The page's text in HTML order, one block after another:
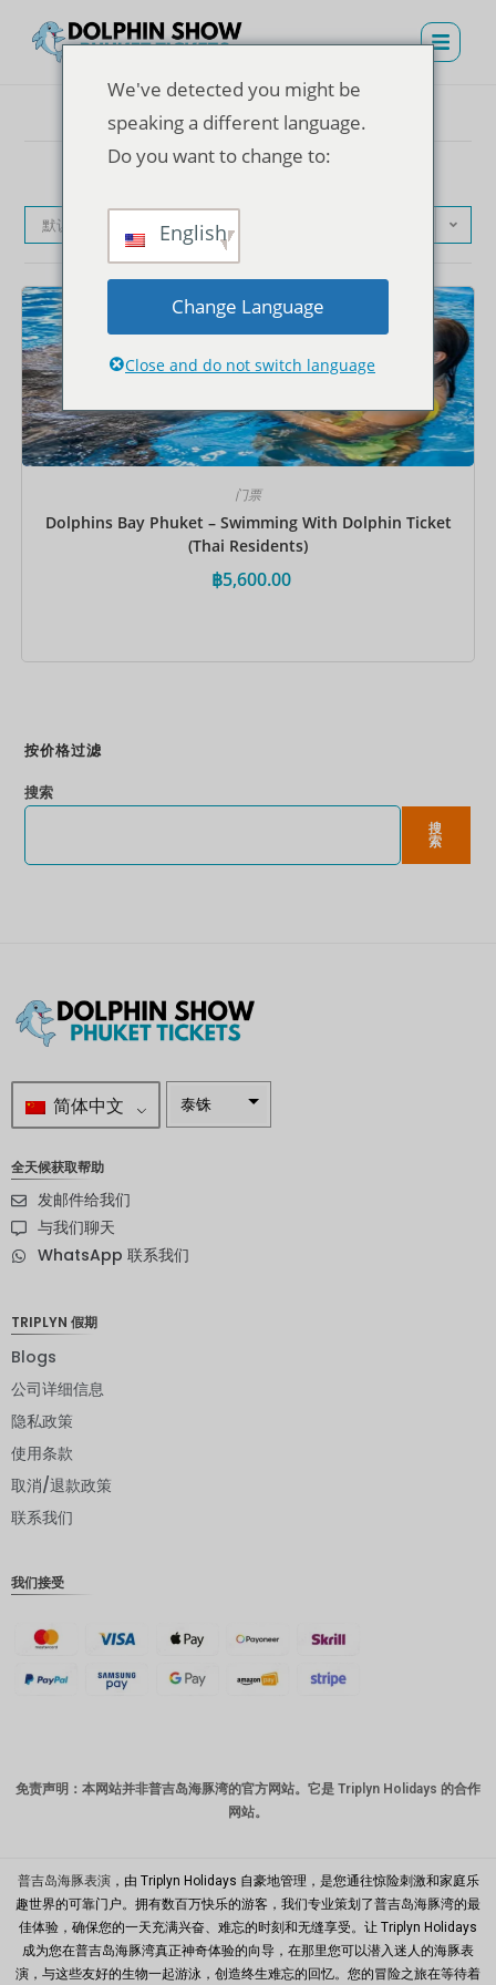
默认产品排序
门票
Dolphins Bay Phuket – Swimming With Dolphin Ticket
(Thai Residents)
฿5,600.00
按价格过滤
搜索
搜
索
简体中文 泰铢
挪威克朗
新台币
马来西亚
PHP
港币
新加坡元
全天候获取帮助
发邮件给我们
与我们聊天
WhatsApp 联系我们
TRIPLYN 假期
Blogs
公司详细信息
隐私政策
使用条款
取消/退款政策
联系我们
我们接受
免责声明：本网站并非普吉岛海豚湾的官方网站。它是 Triplyn Holidays 的合作
网站。
普吉岛海豚表演，由 Triplyn Holidays 自豪地管理，是您通往惊险刺激和家庭乐
趣世界的可靠门户。拥有数百万快乐的游客，我们专业策划了普吉岛海豚湾的最
佳体验，确保您的一天充满兴奋、难忘的时刻和无缝享受。让 Triplyn Holidays
成为您在普吉岛海豚湾真正神奇体验的向导，在那里您可以潜入迷人的海豚表
演，与这些友好的生物一起游泳，创造终生难忘的回忆。您的冒险之旅在等待着
We've detected you might be
speaking a different language.
Do you want to change to:
English
Change Language
Close and do not switch language